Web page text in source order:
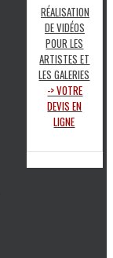
RÉALISATION
DE VIDÉOS
POUR LES
ARTISTES ET
LES GALERIES
-> VOTRE
DEVIS EN
LIGNE